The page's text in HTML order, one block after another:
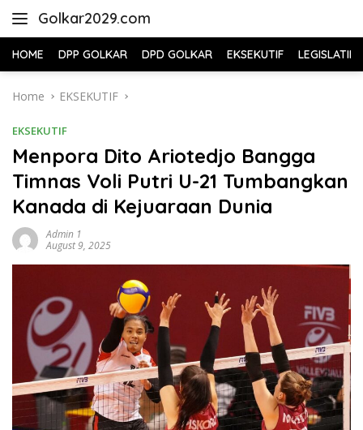
Golkar2029.com
HOME DPP GOLKAR DPD GOLKAR EKSEKUTIF LEGISLATIF
Home EKSEKUTIF
EKSEKUTIF
Menpora Dito Ariotedjo Bangga
Timnas Voli Putri U-21 Tumbangkan
Kanada di Kejuaraan Dunia
Admin 1
August 9, 2025